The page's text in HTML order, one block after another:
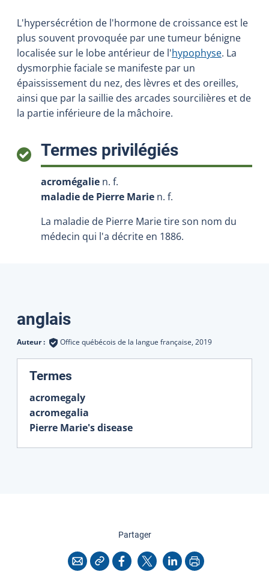
L'hypersécrétion de l'hormone de croissance est le
plus souvent provoquée par une tumeur bénigne
localisée sur le lobe antérieur de l'hypophyse. La
dysmorphie faciale se manifeste par un
épaississement du nez, des lèvres et des oreilles,
ainsi que par la saillie des arcades sourcilières et de
la partie inférieure de la mâchoire.
Termes privilégiés:
acromégalie n. f.
maladie de Pierre Marie n. f.
La maladie de Pierre Marie tire son nom du
médecin qui l'a décrite en 1886.
Traductions
anglais
Auteur : Office québécois de la langue française, 2019
Termes
acromegaly
acromegalia
Pierre Marie's disease
Partagercette page
CourrielCopier l'adresse
Facebook
X LinkedInImprimer